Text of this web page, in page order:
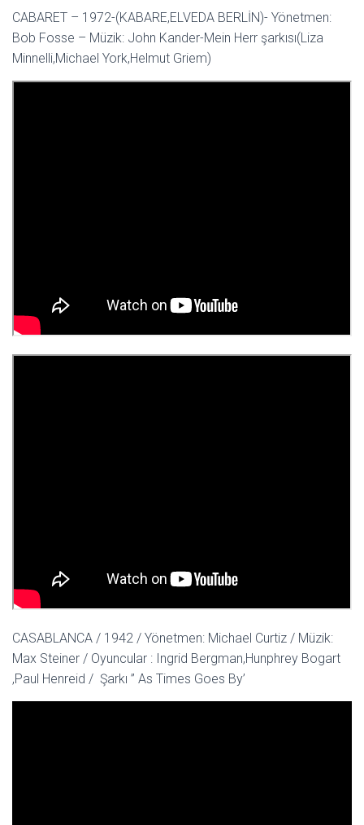
CABARET – 1972-(KABARE,ELVEDA BERLİN)- Yönetmen:
Bob Fosse – Müzik: John Kander-Mein Herr şarkısı(Liza
Minnelli,Michael York,Helmut Griem)
CASABLANCA / 1942 / Yönetmen: Michael Curtiz / Müzik:
Max Steiner / Oyuncular : Ingrid Bergman,Hunphrey Bogart
,Paul Henreid / Şarkı ” As Times Goes By’